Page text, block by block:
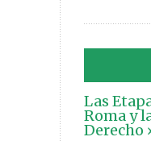
Las
Roma y
Derecho